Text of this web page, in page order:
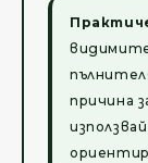
причина
ориентир